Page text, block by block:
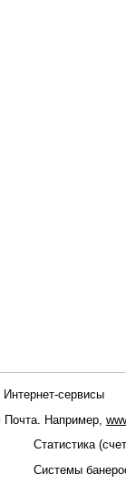
Интернет-сервисы
Почта. Например,
Системы